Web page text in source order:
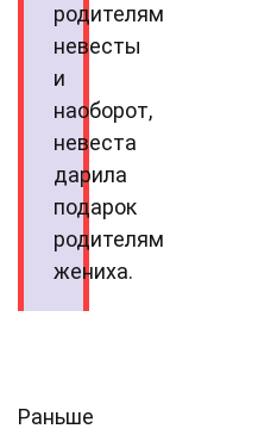
родителям
невесты
и
наоборот,
невеста
дарила
подарок
родителям
жениха.
Раньше